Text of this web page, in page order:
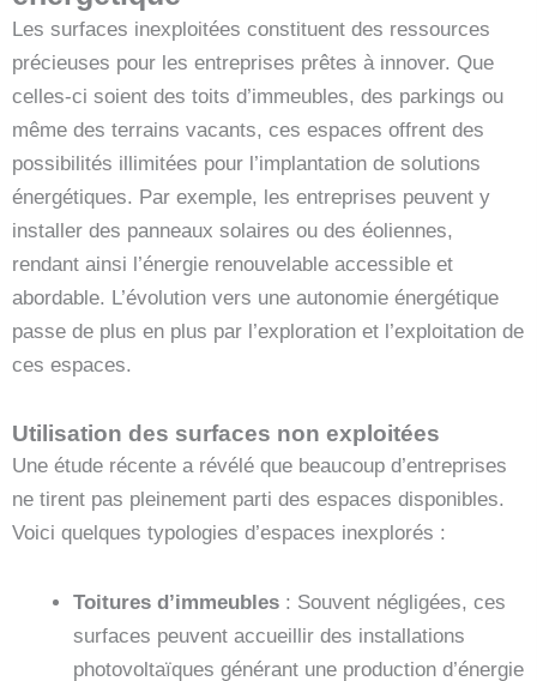
Les surfaces inexploitées constituent des ressources
précieuses pour les entreprises prêtes à innover. Que
celles-ci soient des toits d’immeubles, des parkings ou
même des terrains vacants, ces espaces offrent des
possibilités illimitées pour l’implantation de solutions
énergétiques. Par exemple, les entreprises peuvent y
installer des panneaux solaires ou des éoliennes,
rendant ainsi l’énergie renouvelable accessible et
abordable. L’évolution vers une autonomie énergétique
passe de plus en plus par l’exploration et l’exploitation de
ces espaces.
Utilisation des surfaces non exploitées
Une étude récente a révélé que beaucoup d’entreprises
ne tirent pas pleinement parti des espaces disponibles.
Voici quelques typologies d’espaces inexplorés :
Toitures d’immeubles : Souvent négligées, ces
surfaces peuvent accueillir des installations
photovoltaïques générant une production d’énergie